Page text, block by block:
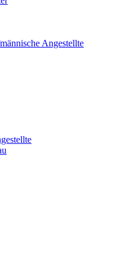
Angestellte